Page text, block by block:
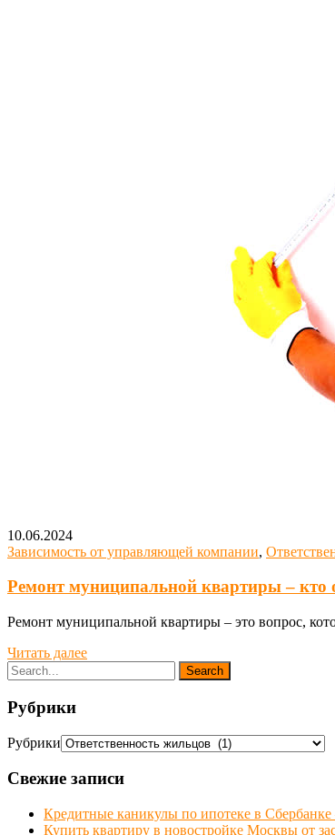
10.06.2024
Зависимость от управляющей компании,
Ремонт муниципальной квартиры – кто
Ремонт муниципальной квартиры – это вопрос,
Читать далее
Рубрики
Рубрики
Свежие записи
Кредитные каникулы по ипотеке в
Купить квартиру в новостройке Москвы от